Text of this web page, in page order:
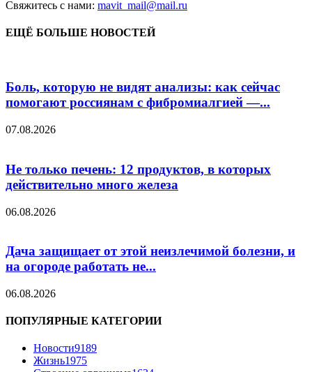
Свяжитесь с нами: mavit_mail@mail.ru
ЕЩЁ БОЛЬШЕ НОВОСТЕЙ
Боль, которую не видят анализы: как сейчас
помогают россиянам с фибромиалгией —...
07.08.2026
Не только печень: 12 продуктов, в которых
действительно много железа
06.08.2026
Дача защищает от этой неизлечимой болезни, и
на огороде работать не...
06.08.2026
ПОПУЛЯРНЫЕ КАТЕГОРИИ
Новости9189
Жизнь1975